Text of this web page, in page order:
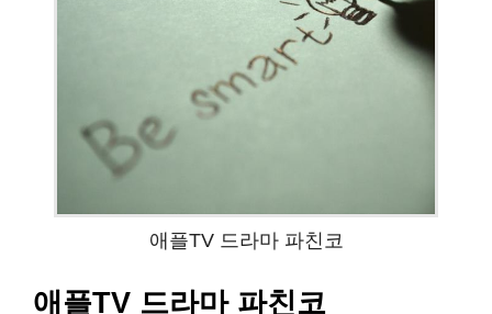
애플TV 드라마 파친코
애플TV 드라마 파친코